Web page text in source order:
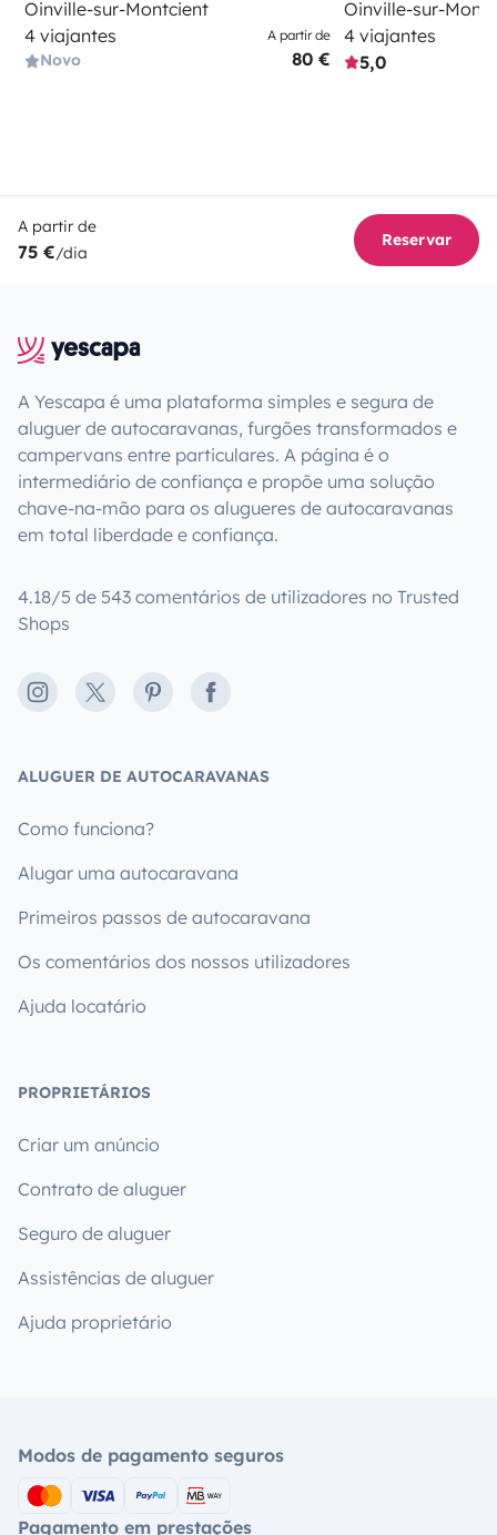
Oinville-sur-Montcient
4 viajantes
Novo
A partir de
80 €
Oinville-sur-
4 viajantes
5,0
A partir de
75 €/dia
Reservar
A Yescapa é uma plataforma simples e segura de
aluguer de autocaravanas, furgões transformados e
campervans entre particulares. A página é o
intermediário de confiança e propõe uma solução
chave-na-mão para os alugueres de autocaravanas
em total liberdade e confiança.
4.18/5 de 543 comentários de utilizadores no Trusted
Shops
Instagram
X PinterestFacebook
ALUGUER DE AUTOCARAVANAS
Como funciona?
Alugar uma autocaravana
Primeiros passos de autocaravana
Os comentários dos nossos utilizadores
Ajuda locatário
PROPRIETÁRIOS
Criar um anúncio
Contrato de aluguer
Seguro de aluguer
Assistências de aluguer
Ajuda proprietário
Modos de pagamento seguros
Pagamento em prestações